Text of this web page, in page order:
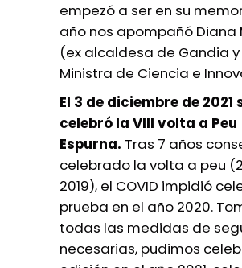
empezó a ser en su
año nos apompañó Diana
(ex alcaldesa de Gandia
Ministra de Ciencia e
El 3 de diciembre de 2021
celebró la VIII volta a Peu
Espurna. Tras 7 años
celebrado la volta a peu
2019), el COVID impidió
prueba en el año 2020.
todas las medidas de
necesarias, pudimos